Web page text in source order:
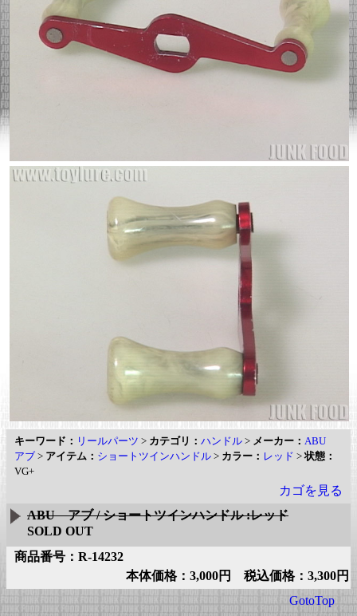
キーワード： リールパーツ > カテゴリ： ハンドル > メーカー： ABU
アブ > アイテム： ショートツインハンドル > カラー： レッド >状態：
VG+
カゴを見る
ABU アブ / ショートツインハンドル :レッド
SOLD OUT
商品番号：R-14232
本体価格：3,000円 税込価格：3,300円
GotoTop